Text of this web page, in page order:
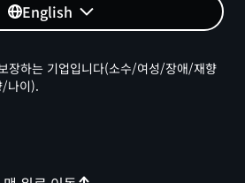
English
장하는 기업입니다(소수/여성/장애/재향
나이).